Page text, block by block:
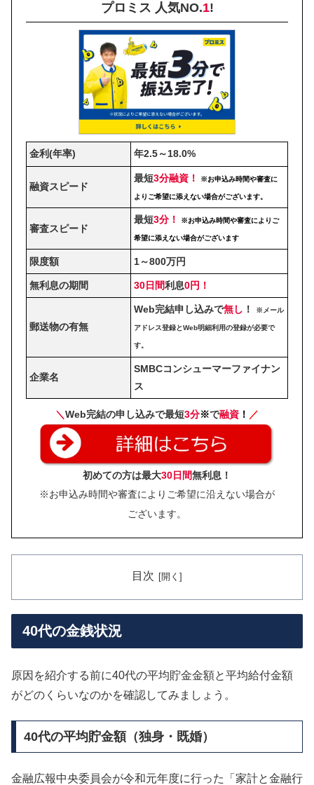
プロミス 人気NO.1!
金利(年率) 年2.5～18.0%
融資スピード
最短3分融資！ ※お申込み時間や審査に
よりご希望に添えない場合がございます。
審査スピード
最短3分！ ※お申込み時間や審査によりご
希望に添えない場合がございます
限度額 1～800万円
無利息の期間 30日間利息0円！
郵送物の有無
Web完結申し込みで無し ！ ※メール
アドレス登録とWeb明細利用の登録が必要で
す。
企業名
SMBCコンシューマーファイナン
ス
＼Web完結の申し込みで最短3分※で融資 ！ ／
初めての方は最大30日間無利息！
※お申込み時間や審査によりご希望に沿えない場合が
ございます。
目次
40代の金銭状況
原因を紹介する前に40代の平均貯金金額と平均給付金額
がどのくらいなのかを確認してみましょう。
40代の平均貯金額（独身・既婚）
金融広報中央委員会が令和元年度に行った「家計と金融行